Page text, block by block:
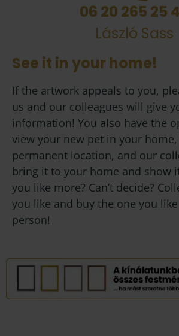
06 20 265 25
László Sass
See it in your home!
If the artwork appeals to you,
us and our colleagues will give
information! You also have the
view your new pet in your
permanent location, and our
bring it to your home and show
you like more? Can’t decide?
you like and buy the one you
person!